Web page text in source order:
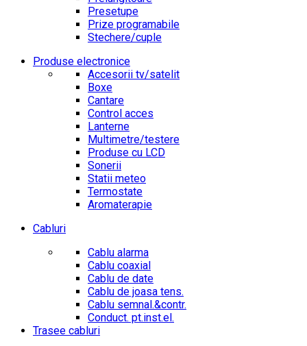
Presetupe
Prize programabile
Stechere/cuple
Produse electronice
Accesorii tv/satelit
Boxe
Cantare
Control acces
Lanterne
Multimetre/testere
Produse cu LCD
Sonerii
Statii meteo
Termostate
Aromaterapie
Cabluri
Cablu alarma
Cablu coaxial
Cablu de date
Cablu de joasa tens.
Cablu semnal.&contr.
Conduct. pt.inst.el.
Trasee cabluri